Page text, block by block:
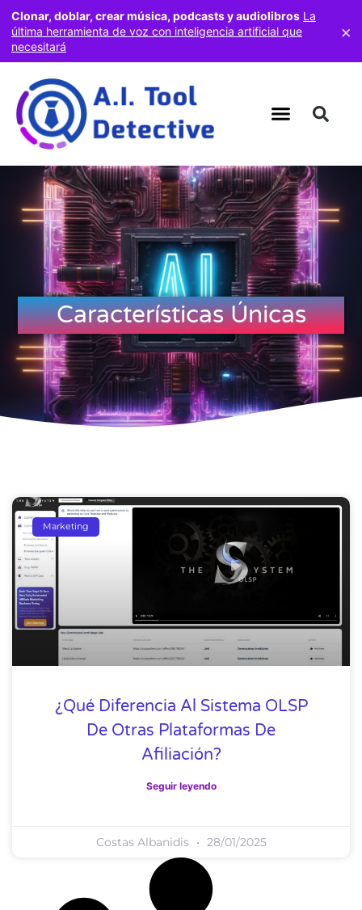
Características Únicas
Marketing
¿Qué Diferencia Al Sistema OLSP
De Otras Plataformas De
Afiliación?
Seguir leyendo
Costas Albanidis 28/01/2025
Clonar, doblar, crear música, podcasts y audiolibros La
última herramienta de voz con inteligencia artificial que
necesitará
×